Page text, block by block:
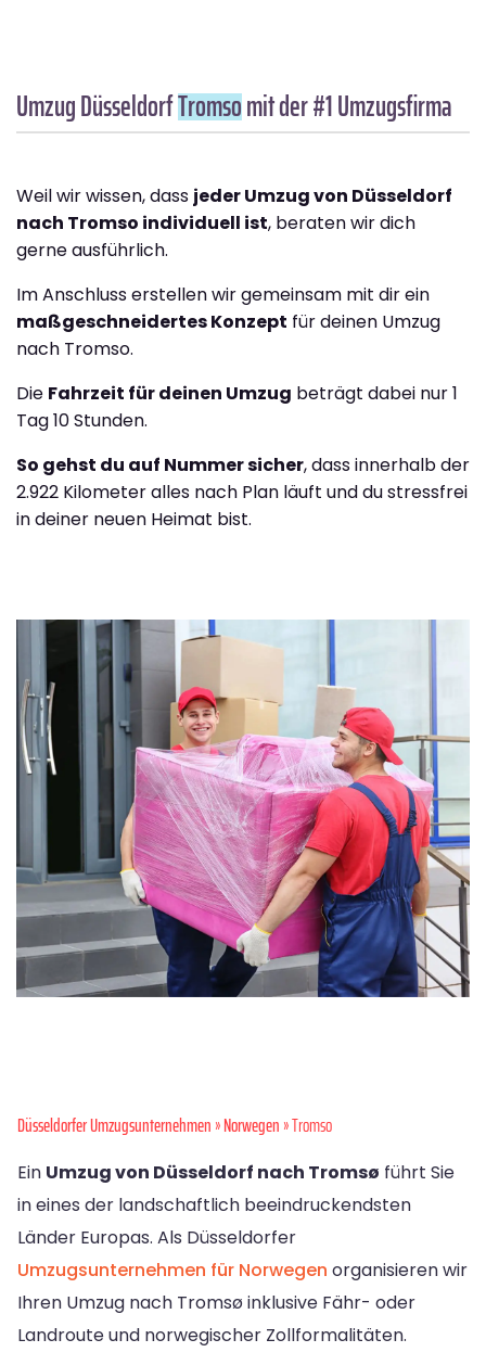
Umzug DüsseldorfTromsomit der #1 Umzugsfirma
Weil wir wissen, dass jeder Umzug von Düsseldorf
nach Tromso individuell ist, beraten wir dich
gerne ausführlich.
Im Anschluss erstellen wir gemeinsam mit dir ein
maßgeschneidertes Konzept für deinen Umzug
nach Tromso.
Die Fahrzeit für deinen Umzug beträgt dabei nur 1
Tag 10 Stunden.
So gehst du auf Nummer sicher, dass innerhalb der
2.922 Kilometer alles nach Plan läuft und du stressfrei
in deiner neuen Heimat bist.
Düsseldorfer Umzugsunternehmen»Norwegen» Tromso
Ein Umzug von Düsseldorf nach Tromsø führt Sie
in eines der landschaftlich beeindruckendsten
Länder Europas. Als Düsseldorfer
Umzugsunternehmen für Norwegen organisieren wir
Ihren Umzug nach Tromsø inklusive Fähr- oder
Landroute und norwegischer Zollformalitäten.